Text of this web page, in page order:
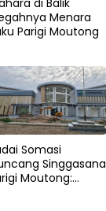
di Balik
Menara
Parigi Moutong
Somasi
Singgasana
Moutong: